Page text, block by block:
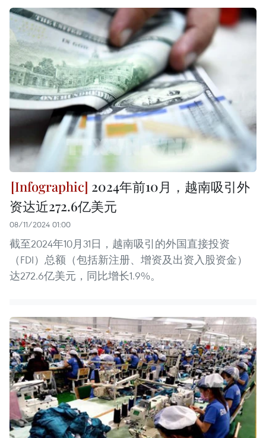
2024年前10月，越南吸引外
资达近272.6亿美元
08/11/2024 01:00
截至2024年10月31日，越南吸引的外国直接投资
（FDI）总额（包括新注册、增资及出资入股资金）
达272.6亿美元，同比增长1.9%。